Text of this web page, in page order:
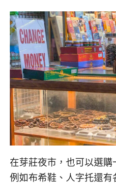
在芽莊夜市，也可以選購
例如布希鞋、人字托還